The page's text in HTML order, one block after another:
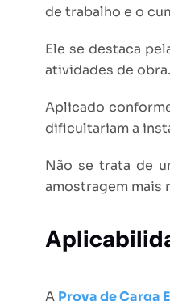
de trabalho e o
Ele se destaca
atividades de obra.
Aplicado
dificultariam a
Não se trata de
amostragem mais
A Prova de Carga